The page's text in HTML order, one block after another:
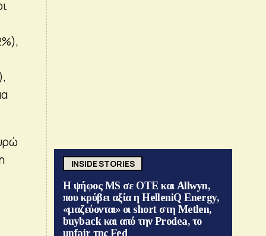
INSIDE STORIES
Η ψήφος MS σε ΟΤΕ και Allwyn,
που κρύβει αξία η HelleniQ Energy,
«μαζεύονται» οι short στη Metlen,
buyback και από την Prodea, το
unfair της Fed